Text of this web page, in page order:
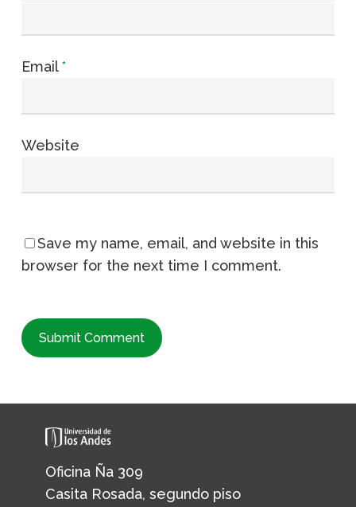
Email*
Website
Save my name, email, and website in this
browser for the next time I comment.
Oficina Ña 309
Casita Rosada, segundo piso